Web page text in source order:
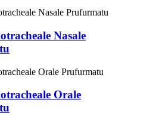
Nasale
Orale